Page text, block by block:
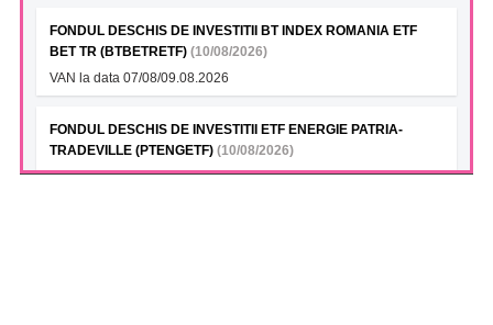
FONDUL DESCHIS DE INVESTITII BT INDEX ROMANIA ETF
BET TR (BTBETRETF) (10/08/2026)
VAN la data 07/08/09.08.2026
FONDUL DESCHIS DE INVESTITII ETF ENERGIE PATRIA-
TRADEVILLE (PTENGETF) (10/08/2026)
VAN la data 07/08/09.08.2026